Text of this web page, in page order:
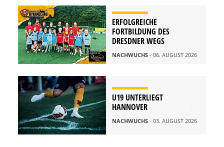
ERFOLGREICHE
FORTBILDUNG DES
DRESDNER WEGS
NACHWUCHS - 06. AUGUST 2026
U19 UNTERLIEGT
HANNOVER
NACHWUCHS - 03. AUGUST 2026